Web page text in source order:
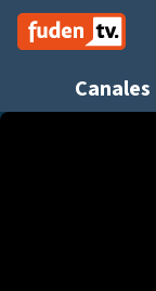
Saltar
contenido
Canales